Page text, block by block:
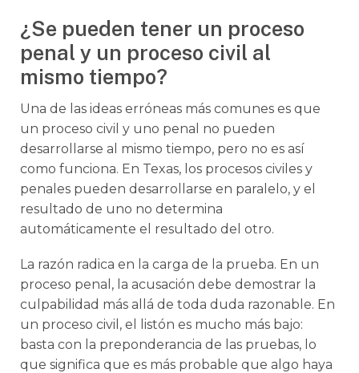
¿Se pueden tener un proceso
penal y un proceso civil al
mismo tiempo?
Una de las ideas erróneas más comunes es que
un proceso civil y uno penal no pueden
desarrollarse al mismo tiempo, pero no es así
como funciona. En Texas, los procesos civiles y
penales pueden desarrollarse en paralelo, y el
resultado de uno no determina
automáticamente el resultado del otro.
La razón radica en la carga de la prueba. En un
proceso penal, la acusación debe demostrar la
culpabilidad más allá de toda duda razonable. En
un proceso civil, el listón es mucho más bajo:
basta con la preponderancia de las pruebas, lo
que significa que es más probable que algo haya